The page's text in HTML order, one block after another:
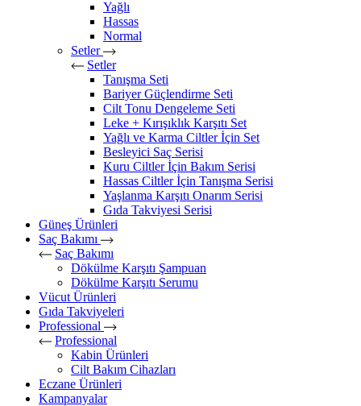
Yağlı
Hassas
Normal
Setler
Setler
Tanışma Seti
Bariyer Güçlendirme Seti
Cilt Tonu Dengeleme Seti
Leke + Kırışıklık Karşıtı Set
Yağlı ve Karma Ciltler İçin Set
Besleyici Saç Serisi
Kuru Ciltler İçin Bakım Serisi
Hassas Ciltler İçin Tanışma Serisi
Yaşlanma Karşıtı Onarım Serisi
Gıda Takviyesi Serisi
Güneş Ürünleri
Saç Bakımı
Saç Bakımı
Dökülme Karşıtı Şampuan
Dökülme Karşıtı Serumu
Vücut Ürünleri
Gıda Takviyeleri
Professional
Professional
Kabin Ürünleri
Cilt Bakım Cihazları
Eczane Ürünleri
Kampanyalar